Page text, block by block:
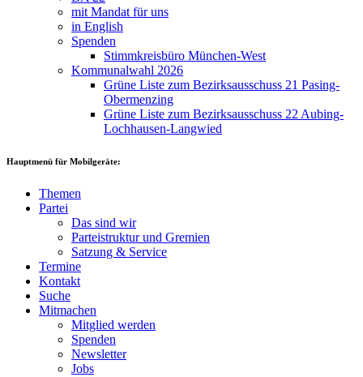
mit Mandat für uns
in English
Spenden
Stimmkreisbüro München-West
Kommunalwahl 2026
Grüne Liste zum Bezirksausschuss 21 Pasing-
Obermenzing
Grüne Liste zum Bezirksausschuss 22 Aubing-
Lochhausen-Langwied
Hauptmenü für Mobilgeräte:
Themen
Partei
Das sind wir
Parteistruktur und Gremien
Satzung & Service
Termine
Kontakt
Suche
Mitmachen
Mitglied werden
Spenden
Newsletter
Jobs